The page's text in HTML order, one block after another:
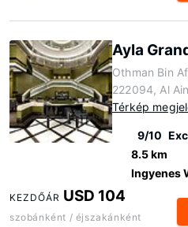
Ayla
Othman Bin
222094, Al
Térkép
9/10
8.5 km
Ingyenes
KEZDŐÁR USD 104
szobánként / éjszakánként